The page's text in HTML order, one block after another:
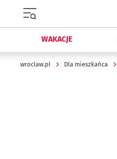
WAKACJE
wroclaw.pl Dla mieszkańca